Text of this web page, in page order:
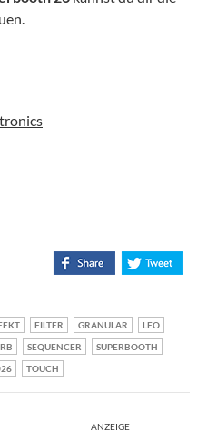
FILTER GRANULAR
LFO
SEQUENCER
SUPERBOOTH
TOUCH
ANZEIGE